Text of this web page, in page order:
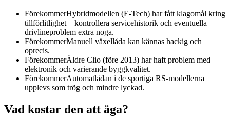
FörekommerHybridmodellen (E-Tech) har fått klagomål kring
tillförlitlighet – kontrollera servicehistorik och eventuella
drivlineproblem extra noga.
FörekommerManuell växellåda kan kännas hackig och
oprecis.
FörekommerÄldre Clio (före 2013) har haft problem med
elektronik och varierande byggkvalitet.
FörekommerAutomatlådan i de sportiga RS-modellerna
upplevs som trög och mindre lyckad.
Vad kostar den att äga?